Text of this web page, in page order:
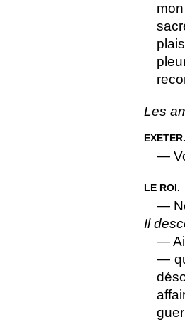
Les
EXETER.
—
LE ROI.
—
Il
—
—